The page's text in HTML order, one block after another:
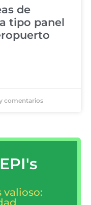
de
tipo panel
comentarios
valioso: